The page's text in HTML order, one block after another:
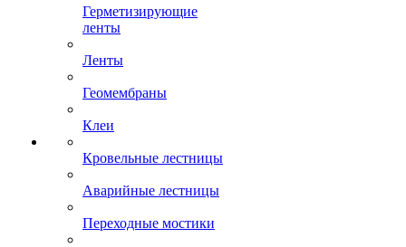
Герметизирующие
ленты
Ленты
Геомембраны
Клеи
Кровельные лестницы
Аварийные лестницы
Переходные мостики